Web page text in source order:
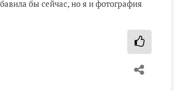
бы сейчас, но я и фотография